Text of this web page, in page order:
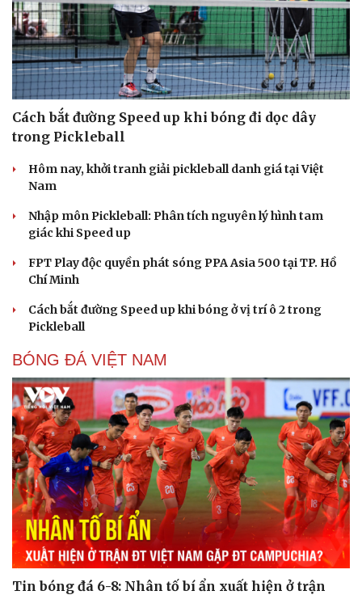
Săn Tour
check-in
Đọc truyện đêm khuya
Cửa sổ tình yêu
Kể chuyện cho bé
Hạt giống tâm hồn
Cách bắt đường Speed up khi bóng đi dọc dây
trong Pickleball
Hôm nay, khởi tranh giải pickleball danh giá tại Việt
Nam
Nhập môn Pickleball: Phân tích nguyên lý hình tam
giác khi Speed up
FPT Play độc quyền phát sóng PPA Asia 500 tại TP. Hồ
Chí Minh
Cách bắt đường Speed up khi bóng ở vị trí ô 2 trong
Pickleball
BÓNG ĐÁ VIỆT NAM
Tin bóng đá 6-8: Nhân tố bí ẩn xuất hiện ở trận